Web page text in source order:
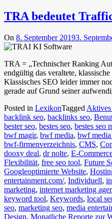
TRA bedeutet
On 8. September 20193.
TRA = „Technischer Ranking
endgültig das veraltete,
Klassisches SEO leider immer
gerade auf Grund seiner
Posted in LexikonTagged
backlink seo, backlinks seo,
bester seo, bestes seo, bestes seo
bwf magir, bwf media, bwf media
bwf-firmenverzeichnis, CMS,
dooxy deal, dr nolte, E-
Flexibilität, free seo tool, Future
Googleoptimierte Website,
entertainment.com/, Individuell,
marketing, internet marketing
keyword tool, Keywords, local
seo, marketing seo, media
Design, Monatliche Reporte zur